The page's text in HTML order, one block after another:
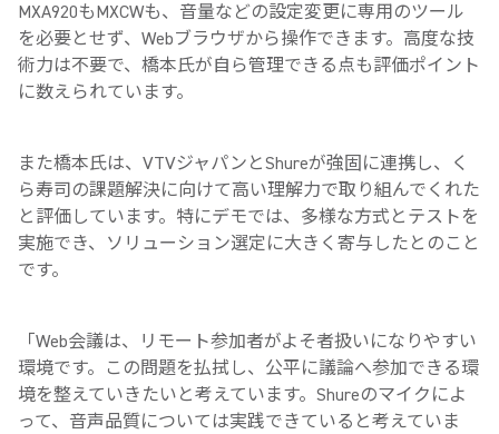
MXA920もMXCWも、音量などの設定変更に専用のツール
を必要とせず、Webブラウザから操作できます。高度な技
術力は不要で、橋本氏が自ら管理できる点も評価ポイント
に数えられています。
また橋本氏は、VTVジャパンとShureが強固に連携し、く
ら寿司の課題解決に向けて高い理解力で取り組んでくれた
と評価しています。特にデモでは、多様な方式とテストを
実施でき、ソリューション選定に大きく寄与したとのこと
です。
「Web会議は、リモート参加者がよそ者扱いになりやすい
環境です。この問題を払拭し、公平に議論へ参加できる環
境を整えていきたいと考えています。Shureのマイクによ
って、音声品質については実践できていると考えていま